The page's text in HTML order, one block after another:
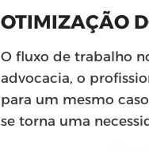
OTIMIZAÇÃO
O fluxo de trabalho
advocacia, o
para um mesmo
se torna uma